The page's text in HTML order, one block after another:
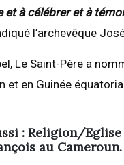
et à célébrer et à
l’archevêque
Le Saint-Père a
et en Guinée
: Religion/
au Cameroun.